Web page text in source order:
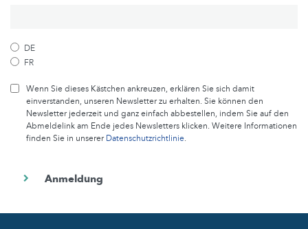
DE
FR
Wenn Sie dieses Kästchen ankreuzen, erklären Sie sich damit
einverstanden, unseren Newsletter zu erhalten. Sie können den
Newsletter jederzeit und ganz einfach abbestellen, indem Sie auf den
Abmeldelink am Ende jedes Newsletters klicken. Weitere Informationen
finden Sie in unsererDatenschutzrichtlinie.